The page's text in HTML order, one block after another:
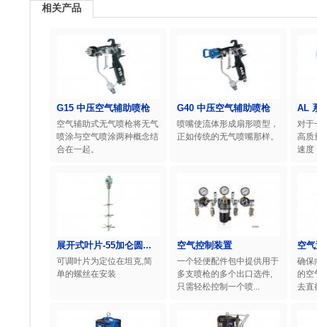
相关产品
G15 中压空气辅助喷枪
空气辅助式无气喷枪将无气
喷涂与空气喷涂两种概念结
合在一起。
G40 中压空气辅助喷枪
喷嘴使流体形成扇形喷型，
正如传统的无气喷嘴那样。
AL
对于
高质
速度
展开式叶片-55加仑圆...
可调叶片为定位在坦克,简
单的螺丝在安装
空气控制装置
一个轻便配件包中提供用于
多支喷枪的多个出口选件,
只需轻松控制一个喷...
空
确保
的空
去直